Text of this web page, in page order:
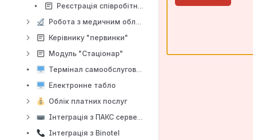
Реєстрація співробітника відділу кадрів
Робота з медичним обладнанням
Керівнику "первинки"
Модуль "Стаціонар"
Термінал самообслуговування пацієнтів
Електронне табло
Облік платних послуг
Інтеграція з ПАКС сервером
Інтеграція з Binotel